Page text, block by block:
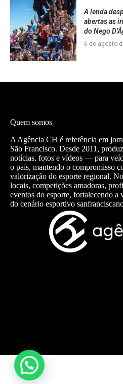
A lenda
abertas as
do Nego
6 de agosto
Quem somos
A Agência CH é referência em
São Francisco. Desde 2011,
notícias, fotos e vídeos — para
o país, mantendo o compromisso
valorização do esporte regional.
locais, competições amadoras,
eventos do esporte, fortalecendo
do cenário esportivo